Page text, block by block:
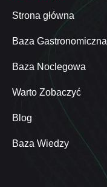
Strona główna
Baza Gastronomiczna
Baza Noclegowa
Warto Zobaczyć
Blog
Baza Wiedzy